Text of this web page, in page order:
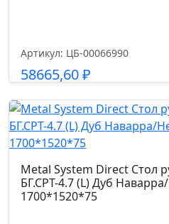
Артикул: ЦБ-00066990
58665,60₽
Metal System Direct Стол
БГ.СРТ-4.7 (L) Дуб
1700*1520*75